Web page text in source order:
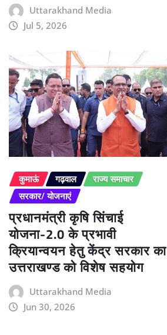
Uttarakhand Media
Jul 5, 2026
कुमाऊं गढ़वाल
राज्य समाचार
सरकार/ योजनाएं
प्रधानमंत्री कृषि सिंचाई
योजना-2.0 के प्रभावी
क्रियान्वयन हेतु केंद्र सरकार का
उत्तराखण्ड को विशेष सहयोग
Uttarakhand Media
Jun 30, 2026